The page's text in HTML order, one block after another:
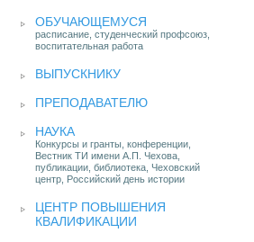
ОБУЧАЮЩЕМУСЯ
расписание, студенческий профсоюз,
воспитательная работа
ВЫПУСКНИКУ
ПРЕПОДАВАТЕЛЮ
НАУКА
Конкурсы и гранты, конференции,
Вестник ТИ имени А.П. Чехова,
публикации, библиотека, Чеховский
центр, Российский день истории
ЦЕНТР ПОВЫШЕНИЯ
КВАЛИФИКАЦИИ